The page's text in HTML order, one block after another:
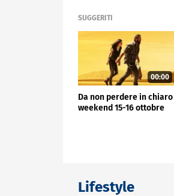
SUGGERITI
00:00
Da non perdere in chiaro
weekend 15-16 ottobre
Lifestyle